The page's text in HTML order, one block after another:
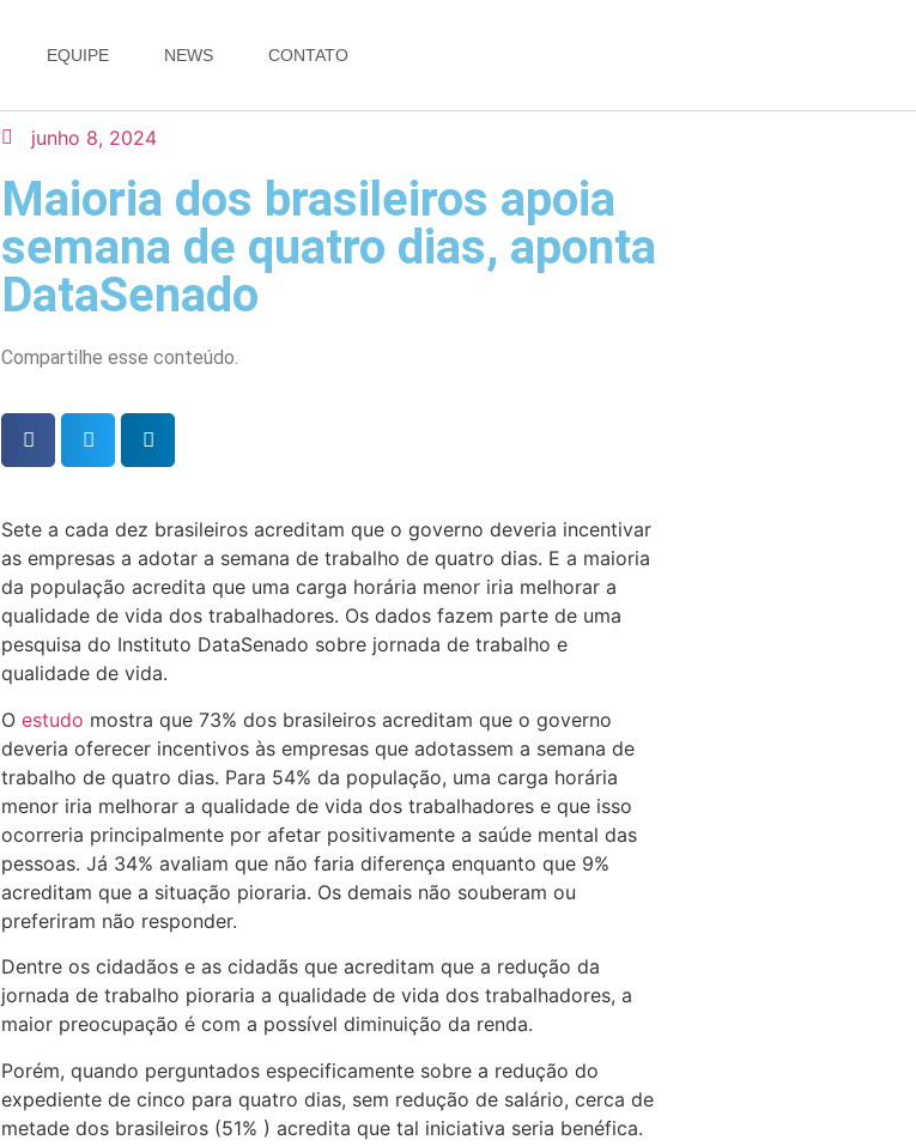
EQUIPE NEWS CONTATO
junho 8, 2024
Maioria dos brasileiros apoia
semana de quatro dias, aponta
DataSenado
Compartilhe esse conteúdo.
Sete a cada dez brasileiros acreditam que o governo deveria incentivar
as empresas a adotar a semana de trabalho de quatro dias. E a maioria
da população acredita que uma carga horária menor iria melhorar a
qualidade de vida dos trabalhadores. Os dados fazem parte de uma
pesquisa do Instituto DataSenado sobre jornada de trabalho e
qualidade de vida.
O estudo mostra que 73% dos brasileiros acreditam que o governo
deveria oferecer incentivos às empresas que adotassem a semana de
trabalho de quatro dias. Para 54% da população, uma carga horária
menor iria melhorar a qualidade de vida dos trabalhadores e que isso
ocorreria principalmente por afetar positivamente a saúde mental das
pessoas. Já 34% avaliam que não faria diferença enquanto que 9%
acreditam que a situação pioraria. Os demais não souberam ou
preferiram não responder.
Dentre os cidadãos e as cidadãs que acreditam que a redução da
jornada de trabalho pioraria a qualidade de vida dos trabalhadores, a
maior preocupação é com a possível diminuição da renda.
Porém, quando perguntados especificamente sobre a redução do
expediente de cinco para quatro dias, sem redução de salário, cerca de
metade dos brasileiros (51% ) acredita que tal iniciativa seria benéfica.